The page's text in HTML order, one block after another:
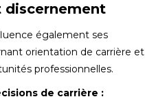
discernement
également ses
orientation de carrière et
professionnelles.
de carrière :